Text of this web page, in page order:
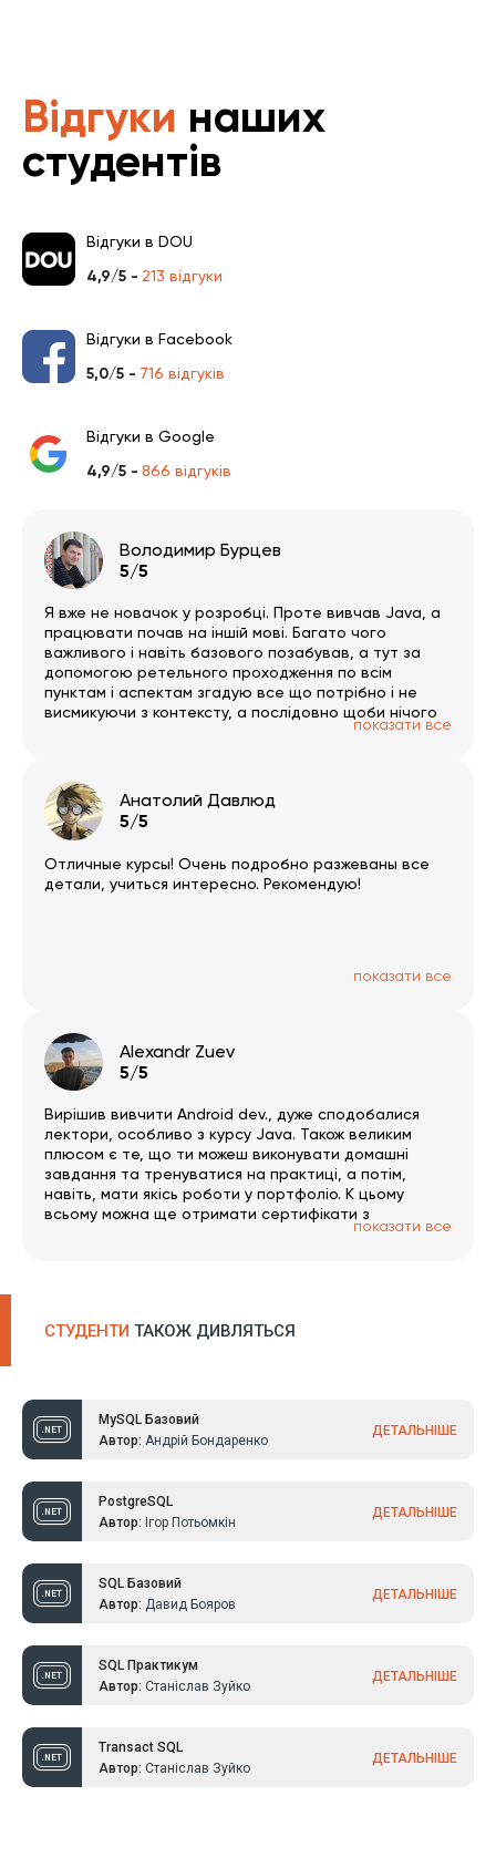
Відгуки наших
студентів
Відгуки в DOU
4,9/5 - 213 відгуки
Відгуки в Facebook
5,0/5 - 716 відгуків
Відгуки в Google
4,9/5 - 866 відгуків
Володимир Бурцев
5/5
Я вже не новачок у розробці. Проте вивчав Java, а
працювати почав на іншій мові. Багато чого
важливого і навіть базового позабував, а тут за
допомогою ретельного проходження по всім
пунктам і аспектам згадую все що потрібно і не
висмикуючи з контексту, а послідовно щоби нічого
не пропустити. Тут дуже багато окремих гілок за
обмовки, але в цілому на якість це не впливає.
РАДЖУ!
показати все
Анатолий Давлюд
5/5
Отличные курсы! Очень подробно разжеваны все
детали, учиться интересно. Рекомендую!
показати все
Alexandr Zuev
5/5
Вирішив вивчити Android dev., дуже сподобалися
лектори, особливо з курсу Java. Також великим
плюсом є те, що ти можеш виконувати домашні
завдання та тренуватися на практиці, а потім,
навіть, мати якісь роботи у портфоліо. К цьому
всьому можна ще отримати сертифікати з
пройдених курсів. Раджу усім скористатися такою
показати все
СТУДЕНТИ ТАКОЖ ДИВЛЯТЬСЯ
MySQL Базовий
Автор: Андрій Бондаренко
ДЕТАЛЬНІШЕ
PostgreSQL
Автор: Ігор Потьомкін
ДЕТАЛЬНІШЕ
SQL Базовий
Автор: Давид Бояров
ДЕТАЛЬНІШЕ
SQL Практикум
Автор: Станіслав Зуйко
ДЕТАЛЬНІШЕ
Transact SQL
Автор: Станіслав Зуйко
ДЕТАЛЬНІШЕ